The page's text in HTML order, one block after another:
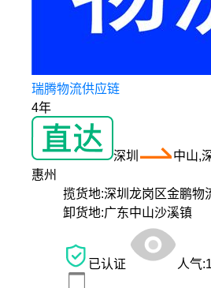
瑞腾物流供应链
4年
深圳
中山,
惠州
揽货地:深圳龙岗区金鹏物
卸货地:广东中山沙溪镇
已认证 人气: